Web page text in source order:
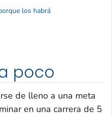
poco
de lleno a una meta
en una carrera de 5
los habrá